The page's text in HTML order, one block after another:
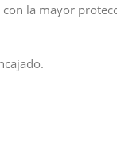
la mayor